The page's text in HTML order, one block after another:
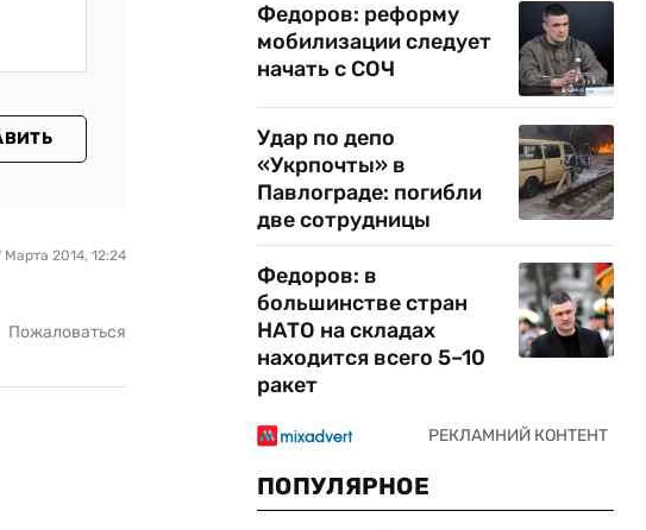
Марта 2014, 12:24
Пожаловаться
Федоров: реформу
мобилизации следует
начать с СОЧ
Удар по депо
«Укрпочты» в
Павлограде: погибли
две сотрудницы
Федоров: в
большинстве стран
НАТО на складах
находится всего 5–10
ракет
ПОПУЛЯРНОЕ